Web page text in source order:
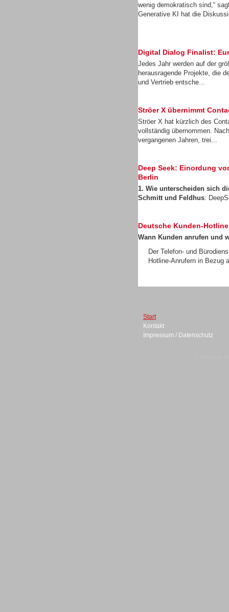
wenig demokratisch sind,“
Generative KI hat die
Digital Dialog Finalist:
Jedes Jahr werden auf der
herausragende Projekte, die
und Vertrieb entsche...
Ströer X übernimmt
Ströer X hat kürzlich des
vollständig übernommen.
vergangenen Jahren, trei...
Deep Seek: Einordung
Berlin
1. Wie unterscheiden sich
Schmitt und Feldhus:
Deutsche Kunden-
Wann Kunden anrufen und
Der Telefon- und
Hotline-Anrufern in Bezug
Start
Kontakt
Impressum / Datenschutz